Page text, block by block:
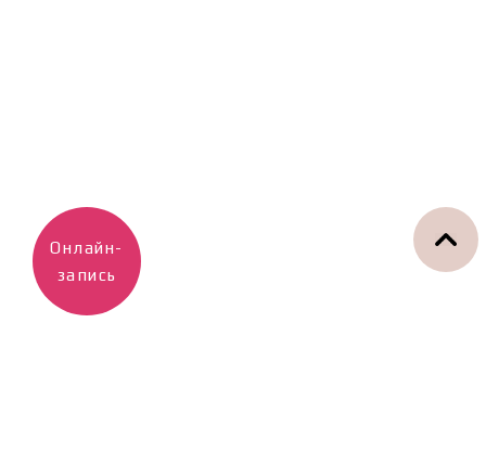
Онлайн-
запись